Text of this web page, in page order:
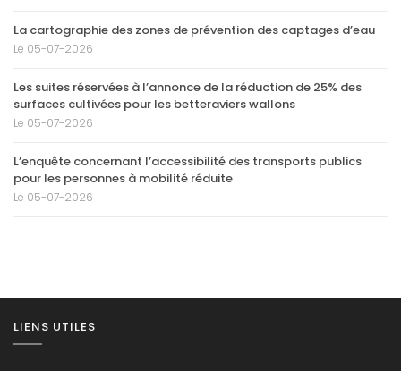
La cartographie des zones de prévention des captages d’eau
Le 05-07-2026
Les suites réservées à l’annonce de la réduction de 25% des
surfaces cultivées pour les betteraviers wallons
Le 05-07-2026
L’enquête concernant l’accessibilité des transports publics
pour les personnes à mobilité réduite
Le 05-07-2026
LIENS UTILES